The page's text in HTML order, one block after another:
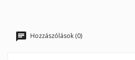
Hozzászólások (0)